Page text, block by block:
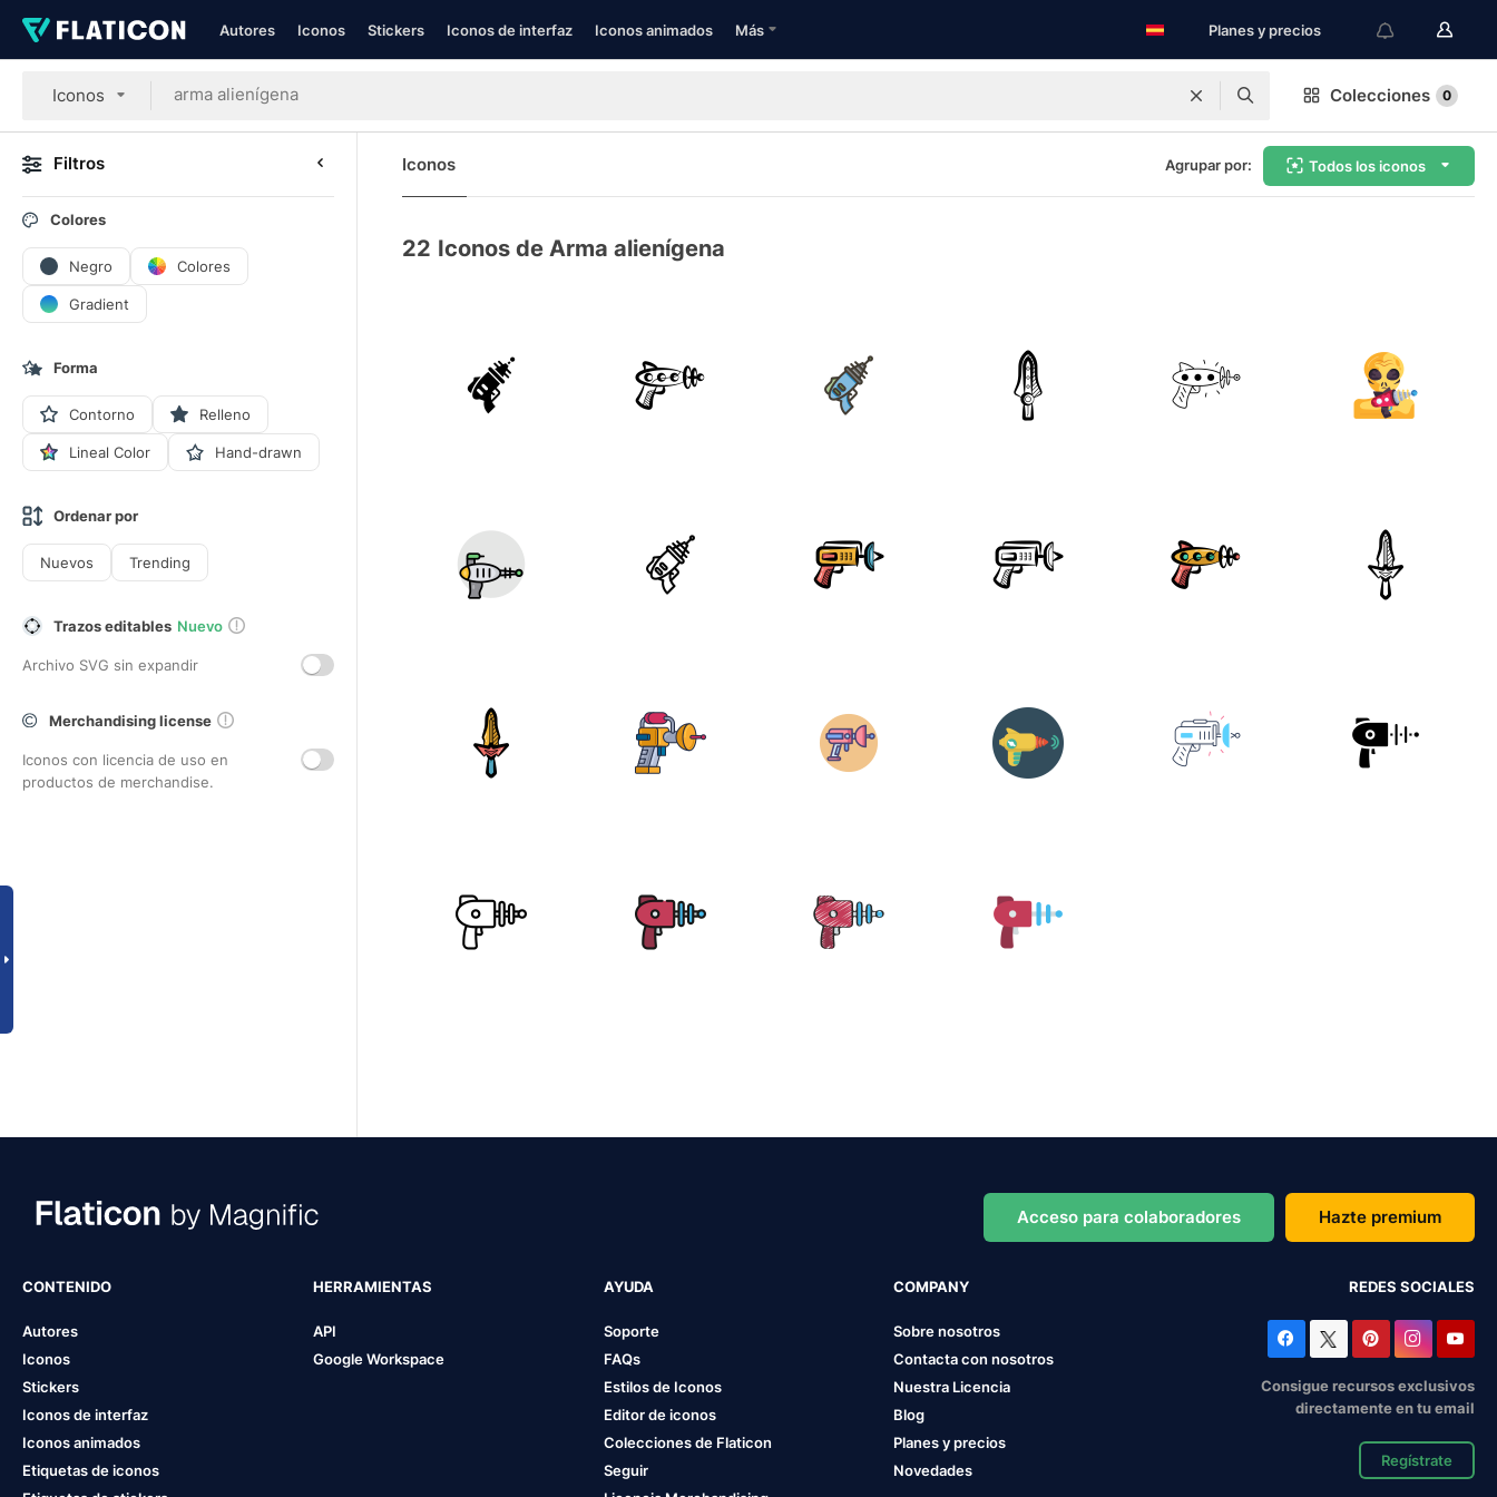
Autores Iconos Stickers Iconos de interfaz Iconos animados Más Planes y precios
Iconos Colecciones 0
Filtros
Colores
Negro Colores
Gradient
Forma
Contorno Relleno
Lineal Color Hand-drawn
Ordenar por
Nuevos Trending
Trazos editables Nuevo
Archivo SVG sin expandir
Merchandising license
Iconos con licencia de uso en
productos de merchandise.
Iconos Agrupar por: Todos los iconos
22 Iconos de Arma alienígena
Acceso para colaboradores Hazte premium
CONTENIDO
Autores
Iconos
Stickers
Iconos de interfaz
Iconos animados
Etiquetas de iconos
HERRAMIENTAS
API
Google Workspace
AYUDA
Soporte
FAQs
Estilos de Iconos
Editor de iconos
Colecciones de Flaticon
Seguir
COMPANY
Sobre nosotros
Contacta con nosotros
Nuestra Licencia
Blog
Planes y precios
Novedades
REDES SOCIALES
Consigue recursos exclusivos
directamente en tu email
Regístrate